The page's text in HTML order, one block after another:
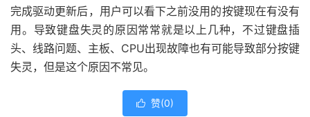
完成驱动更新后，用户可以看下之前没用的按键现在有没有
用。导致键盘失灵的原因常常就是以上几种，不过键盘插
头、线路问题、主板、CPU出现故障也有可能导致部分按键
失灵，但是这个原因不常见。
 赞(0)